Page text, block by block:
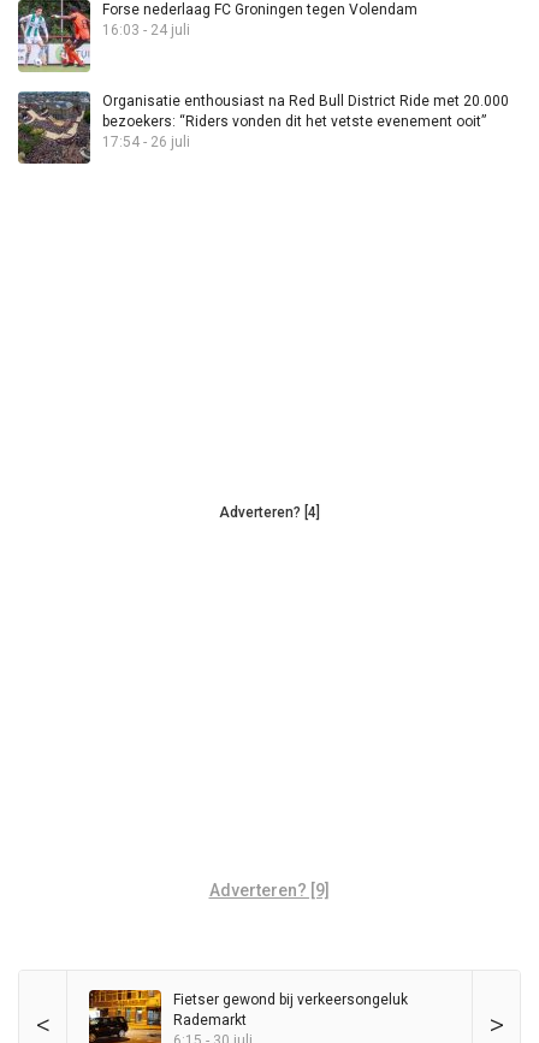
Forse nederlaag FC Groningen tegen Volendam
16:03 - 24 juli
Organisatie enthousiast na Red Bull District Ride met 20.000
bezoekers: “Riders vonden dit het vetste evenement ooit”
17:54 - 26 juli
Adverteren? [4]
Adverteren? [9]
< >
Fietser gewond bij verkeersongeluk
Rademarkt